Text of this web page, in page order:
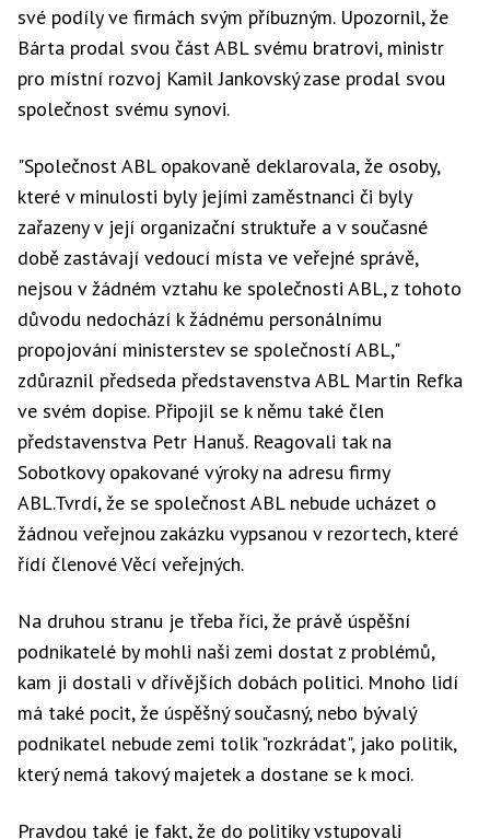
své podíly ve firmách svým příbuzným. Upozornil, že
Bárta prodal svou část ABL svému bratrovi, ministr
pro místní rozvoj Kamil Jankovský zase prodal svou
společnost svému synovi.
"Společnost ABL opakovaně deklarovala, že osoby,
které v minulosti byly jejími zaměstnanci či byly
zařazeny v její organizační struktuře a v současné
době zastávají vedoucí místa ve veřejné správě,
nejsou v žádném vztahu ke společnosti ABL, z tohoto
důvodu nedochází k žádnému personálnímu
propojování ministerstev se společností ABL,"
zdůraznil předseda představenstva ABL Martin Refka
ve svém dopise. Připojil se k němu také člen
představenstva Petr Hanuš. Reagovali tak na
Sobotkovy opakované výroky na adresu firmy
ABL.Tvrdí, že se společnost ABL nebude ucházet o
žádnou veřejnou zakázku vypsanou v rezortech, které
řídí členové Věcí veřejných.
Na druhou stranu je třeba říci, že právě úspěšní
podnikatelé by mohli naši zemi dostat z problémů,
kam ji dostali v dřívějších dobách politici. Mnoho lidí
má také pocit, že úspěšný současný, nebo bývalý
podnikatel nebude zemi tolik "rozkrádat", jako politik,
který nemá takový majetek a dostane se k moci.
Pravdou také je fakt, že do politiky vstupovali